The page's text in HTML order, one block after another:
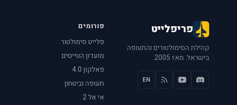
פריפלייט
קהילת הסימולטורים והתעופה
בישראל. מאז 2005.
EN
פורומים
פלייט סימולטור
מועדון הטייסים
פאלקון 4.0
תעופה וביטחון
אי אל 2